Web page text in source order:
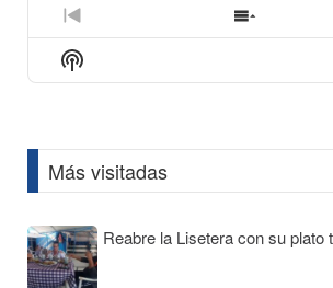
icon
Previous
Episode
Show
Show
Podcast
Más visitadas
Reabre la Lisetera con su plato